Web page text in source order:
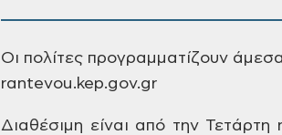
Οι πολίτες προγραμματίζουν
rantevou.kep.gov.gr
Διαθέσιμη είναι από την